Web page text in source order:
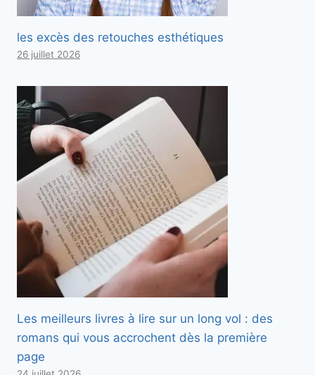
les excès des retouches esthétiques
26 juillet 2026
Les meilleurs livres à lire sur un long vol : des
romans qui vous accrochent dès la première
page